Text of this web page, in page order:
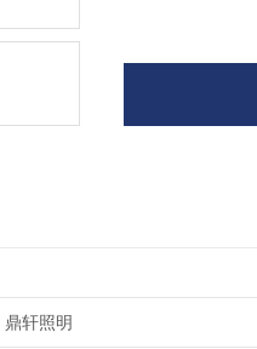
鼎轩照明